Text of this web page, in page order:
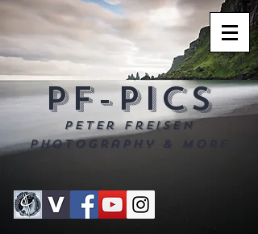
PF-PICS
Peter Freisen
Photography & more